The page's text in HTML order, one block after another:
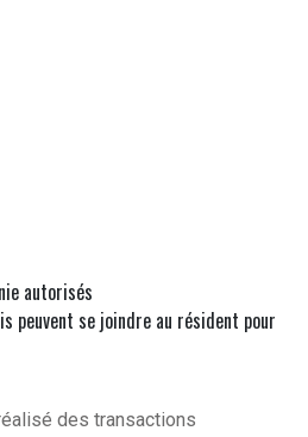
autorisés
peuvent se joindre au résident pour
des transactions